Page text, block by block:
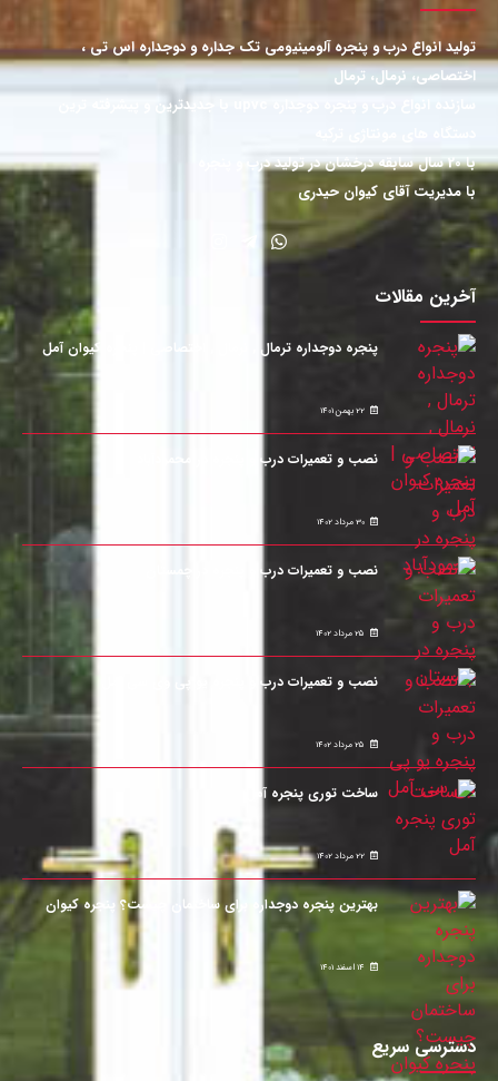
تولید انواع درب و پنجره آلومینیومی تک جداره و دوجداره اس تی ،
اختصاصی، نرمال، ترمال
سازنده انواع درب و پنجره دوجداره upvc با جدیدترین و پیشرفته ترین
با 20 سال سابقه درخشان در تولید درب و پنجره
با مدیریت آقای کیوان حیدری
آخرین مقالات
پنجره دوجداره ترمال , نرمال , اختصاصی | پنجره کیوان آمل
22 بهمن 1401
نصب و تعمیرات درب و پنجره در محمودآباد
30 مرداد 1402
نصب و تعمیرات درب و پنجره در چمستان
25 مرداد 1402
نصب و تعمیرات درب و پنجره یو پی وی سی آمل
25 مرداد 1402
ساخت توری پنجره آمل
22 مرداد 1402
بهترین پنجره دوجداره برای ساختمان چیست؟ پنجره کیوان
14 اسفند 1401
دسترسی سریع